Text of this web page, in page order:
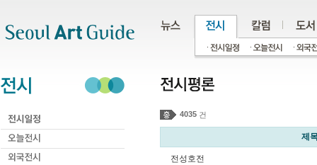
4035 건
제
전성호전